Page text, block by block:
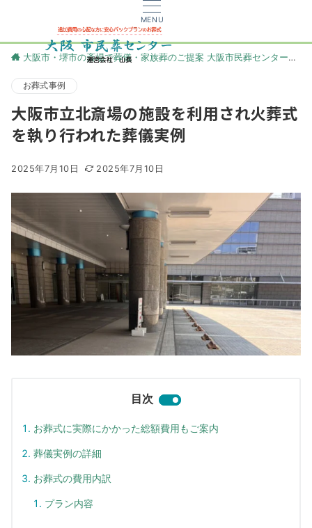
MENU
大阪市・堺市の斎場で葬儀・家族葬のご提案 大阪市民葬センター
お葬式事例
大阪市立北斎場の施設を利用され火葬式
を執り行われた葬儀実例
2025年7月10日 2025年7月10日
目次
お葬式に実際にかかった総額費用もご案内
葬儀実例の詳細
お葬式の費用内訳
プラン内容